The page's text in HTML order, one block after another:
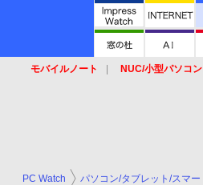
モバイルノート NUC/小型パソコン
PC Watch パソコン/タブレット/スマー